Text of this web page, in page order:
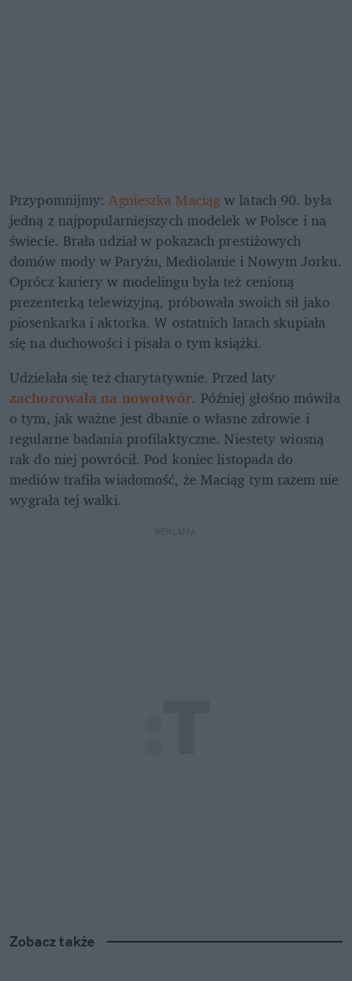
Przypomnijmy: Agnieszka Maciąg w latach 90. była
jedną z najpopularniejszych modelek w Polsce i na
świecie. Brała udział w pokazach prestiżowych
domów mody w Paryżu, Mediolanie i Nowym Jorku.
Oprócz kariery w modelingu była też cenioną
prezenterką telewizyjną, próbowała swoich sił jako
piosenkarka i aktorka. W ostatnich latach skupiała
się na duchowości i pisała o tym książki.
zachorowała na nowotwór. Później głośno mówiła
o tym, jak ważne jest dbanie o własne zdrowie i
regularne badania profilaktyczne. Niestety wiosną
rak do niej powrócił. Pod koniec listopada do
mediów trafiła wiadomość, że Maciąg tym razem nie
wygrała tej walki.
REKLAMA
Zobacz także